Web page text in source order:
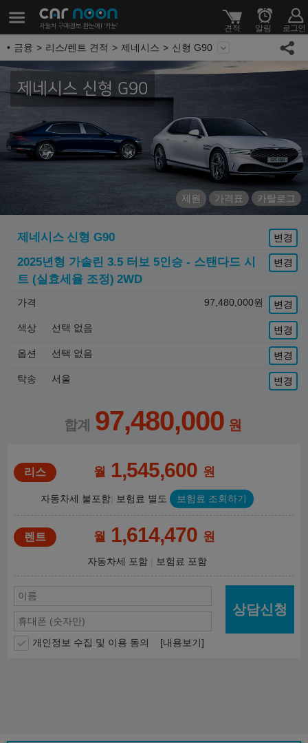
금융 리스/렌트 견적 제네시스 신형 G90
제네시스 신형 G90
제원 가격표 카탈로그
제네시스 신형 G90 변경
2025년형 가솔린 3.5 터보 5인승 - 스탠다드 시
트 (실효세율 조정) 2WD
변경
가격 97,480,000원 변경
색상 선택 없음 변경
옵션 선택 없음 변경
탁송 서울 변경
97,480,000
월 1,545,600 원
자동차세 불포함 보험료 별도 보험료 조회하기
월 1,614,470 원
자동차세 포함 보험료 포함
개인정보 수집 및 이용 동의 [내용보기]
상담신청